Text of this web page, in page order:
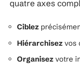
quatre axes
Ciblez
Hiérarchisez vos
Organisez votre